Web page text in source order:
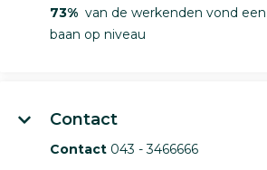
73% van de werkenden vond een
baan op niveau
Contact
Contact 043 - 3466666